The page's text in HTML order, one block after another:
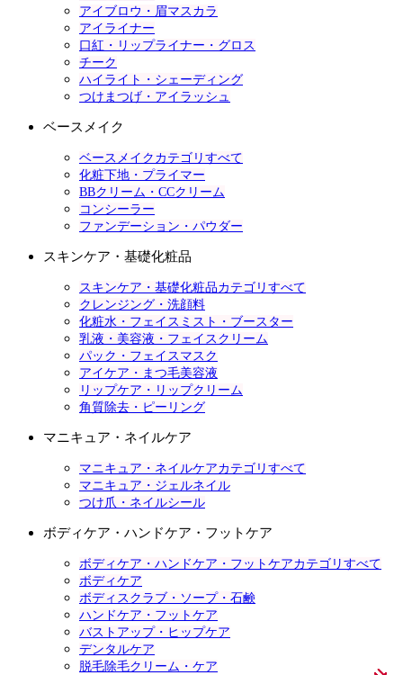
アイブロウ・眉マスカラ
アイライナー
口紅・リップライナー・グロス
チーク
ハイライト・シェーディング
つけまつげ・アイラッシュ
ベースメイク
ベースメイクカテゴリすべて
化粧下地・プライマー
BBクリーム・CCクリーム
コンシーラー
ファンデーション・パウダー
スキンケア・基礎化粧品
スキンケア・基礎化粧品カテゴリすべて
クレンジング・洗顔料
化粧水・フェイスミスト・ブースター
乳液・美容液・フェイスクリーム
パック・フェイスマスク
アイケア・まつ毛美容液
リップケア・リップクリーム
角質除去・ピーリング
マニキュア・ネイルケア
マニキュア・ネイルケアカテゴリすべて
マニキュア・ジェルネイル
つけ爪・ネイルシール
ボディケア・ハンドケア・フットケア
ボディケア・ハンドケア・フットケアカテゴリすべて
ボディケア
ボディスクラブ・ソープ・石鹸
ハンドケア・フットケア
バストアップ・ヒップケア
デンタルケア
脱毛除毛クリーム・ケア